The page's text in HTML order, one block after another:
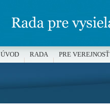
ÚVOD RADA PRE VEREJNOSŤ